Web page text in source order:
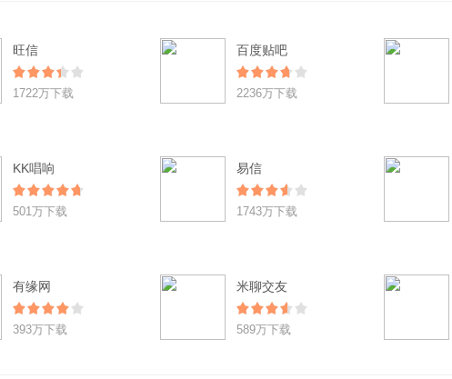
旺信
1722万下载
百度贴吧
2236万下载
KK唱响
501万下载
易信
1743万下载
有缘网
393万下载
米聊交友
589万下载